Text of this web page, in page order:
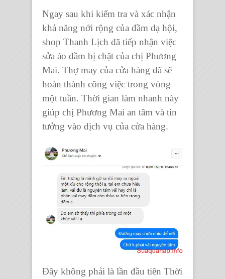
Ngay sau khi kiểm tra và xác nhận
khả năng nới rộng của đầm dạ hội,
shop Thanh Lịch đã tiếp nhận việc
sửa áo đầm bị chật của chị Phương
Mai. Thợ may của cửa hàng đã sẽ
hoàn thành công việc trong vòng
một tuần. Thời gian làm nhanh này
giúp chị Phương Mai an tâm và tin
tưởng vào dịch vụ của cửa hàng.
Đây không phải là lần đầu tiên Thời